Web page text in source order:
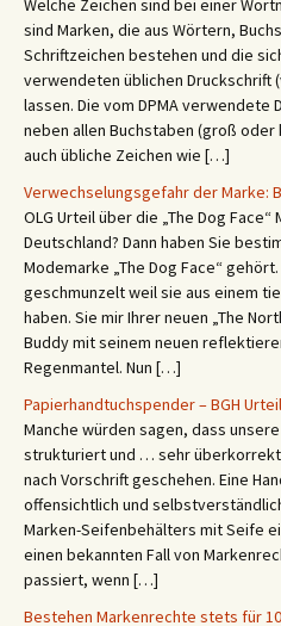
Welche Zeichen sind bei einer
sind Marken, die aus Wörtern,
Schriftzeichen bestehen und die
verwendeten üblichen Druckschrift
lassen. Die vom DPMA verwendete
neben allen Buchstaben (groß
auch übliche Zeichen wie […]
Verwechselungsgefahr der Marke:
OLG Urteil über die „The Dog
Deutschland? Dann haben Sie
Modemarke „The Dog Face“
geschmunzelt weil sie aus einem
haben. Sie mir Ihrer neuen „The
Buddy mit seinem neuen
Regenmantel. Nun […]
Papierhandtuchspender – BGH
Manche würden sagen, dass
strukturiert und … sehr
nach Vorschrift geschehen. Eine
offensichtlich und
Marken-Seifenbehälters mit Seife
einen bekannten Fall von
passiert, wenn […]
Bestehen Markenrechte stets für